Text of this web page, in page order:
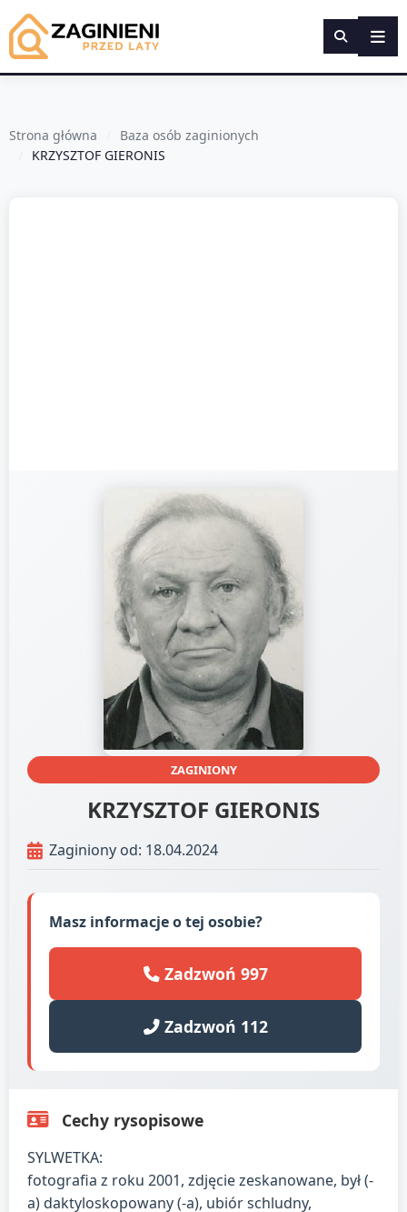
Strona główna
Baza osób zaginionych
KRZYSZTOF GIERONIS
ZAGINIONY
KRZYSZTOF GIERONIS
Zaginiony od: 18.04.2024
Masz informacje o tej osobie?
Zadzwoń 997
Zadzwoń 112
Cechy rysopisowe
SYLWETKA:
fotografia z roku 2001, zdjęcie zeskanowane, był (-
a) daktyloskopowany (-a), ubiór schludny,